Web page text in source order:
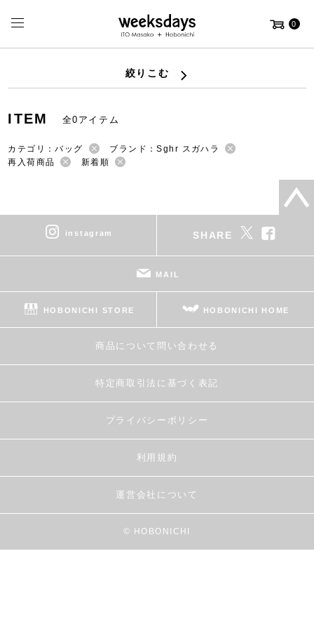
0
絞りこむ
ITEM 全0アイテム
カテゴリ：バッグ
ブランド：Sghr スガハラ
再入荷商品
新着順
instagram SHARE
MAIL
HOBONICHI STORE HOBONICHI HOME
商品について問い合わせる
特定商取引法に基づく表記
プライバシーポリシー
利用規約
運営会社について
© HOBONICHI